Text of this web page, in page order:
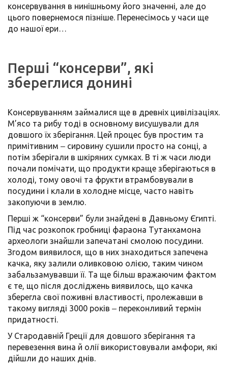
консервування в нинішньому його значенні, але до
цього повернемося пізніше. Перенесімось у часи ще
до нашої ери…
Перші “консерви”, які
збереглися донині
Консервуванням займалися ще в древніх цивілізаціях.
М’ясо та рибу тоді в основному висушували для
довшого їх зберігання. Цей процес був простим та
примітивним ‒ сировину сушили просто на сонці, а
потім зберігали в шкіряних сумках. В ті ж часи люди
почали помічати, що продукти краще зберігаються в
холоді, тому овочі та фрукти втрамбовували в
посудини і клали в холодне місце, часто навіть
закопуючи в землю.
Перші ж “консерви” були знайдені в Давньому Єгипті.
Під час розкопок гробниці фараона Тутанхамона
археологи знайшли запечатані смолою посудини.
Згодом виявилося, що в них знаходиться запечена
качка, яку залили оливковою олією, таким чином
забальзамувавши її. Та ще більш вражаючим фактом
є те, що після досліджень виявилось, що качка
зберегла свої поживні властивості, пролежавши в
такому вигляді 3000 років ‒ переконливий термін
придатності.
У Стародавній Греції для довшого зберігання та
перевезення вина й олії використовували амфори, які
дійшли до наших днів.